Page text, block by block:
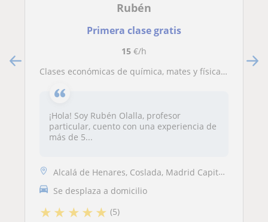
Rubén
Primera clase gratis
15€/h
Clases económicas de química, mates y física a todos los niveles
¡Hola! Soy Rubén Olalla, profesor
particular, cuento con una experiencia de
más de 5...
Alcalá de Henares, Coslada, Madrid Capital, San Fernando de Henares, T...
Se desplaza a domicilio
★★ ★★★ (5)